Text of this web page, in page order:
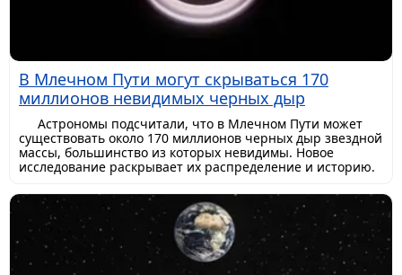
В Млечном Пути могут скрываться 170
миллионов невидимых черных дыр
Астрономы подсчитали, что в Млечном Пути может
существовать около 170 миллионов черных дыр звездной
массы, большинство из которых невидимы. Новое
исследование раскрывает их распределение и историю.